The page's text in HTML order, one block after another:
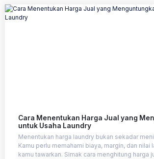
Cara Menentukan Harga Jual yang
untuk Usaha Laundry
Menentukan harga laundry bukan sekadar
Kamu perlu memahami biaya, margin, dan nilai
kamu tawarkan. Simak cara menghitung harga